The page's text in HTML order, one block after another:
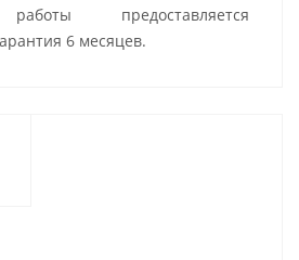
предоставляется
6 месяцев.